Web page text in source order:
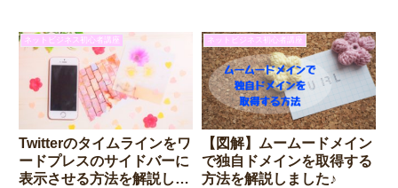
ネットビジネス初心者講座
Twitterのタイムラインをワ
ードプレスのサイドバーに
表示させる方法を解説しま
ネットビジネス初心者講座
【図解】ムームードメイン
で独自ドメインを取得する
方法を解説しました♪